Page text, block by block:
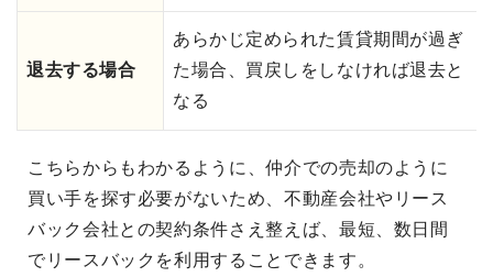
退去する場合
あらかじ定められた賃貸期間が過ぎ
た場合、買戻しをしなければ退去と
なる
こちらからもわかるように、仲介での売却のように
買い手を探す必要がないため、不動産会社やリース
バック会社との契約条件さえ整えば、最短、数日間
でリースバックを利用することできます。